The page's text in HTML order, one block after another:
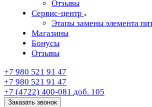
Отзывы
Сервис-центр
Этапы замены элемента
Магазины
Бонусы
Отзывы
+7 980 521 91 47
+7 980 521 91 47
+7 (4722) 400-081 доб. 105
Заказать звонок